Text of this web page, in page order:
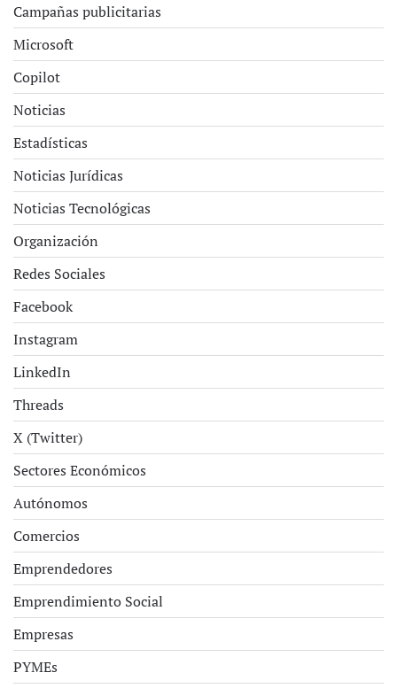
Campañas publicitarias
Microsoft
Copilot
Noticias
Estadísticas
Noticias Jurídicas
Noticias Tecnológicas
Organización
Redes Sociales
Facebook
Instagram
LinkedIn
Threads
X (Twitter)
Sectores Económicos
Autónomos
Comercios
Emprendedores
Emprendimiento Social
Empresas
PYMEs